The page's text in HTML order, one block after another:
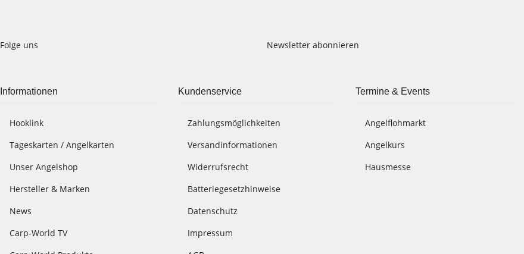
Folge uns Newsletter abonnieren
Informationen
Hooklink
Tageskarten / Angelkarten
Unser Angelshop
Hersteller & Marken
News
Carp-World TV
Kundenservice
Zahlungsmöglichkeiten
Versandinformationen
Widerrufsrecht
Batteriegesetzhinweise
Datenschutz
Impressum
Termine & Events
Angelflohmarkt
Angelkurs
Hausmesse